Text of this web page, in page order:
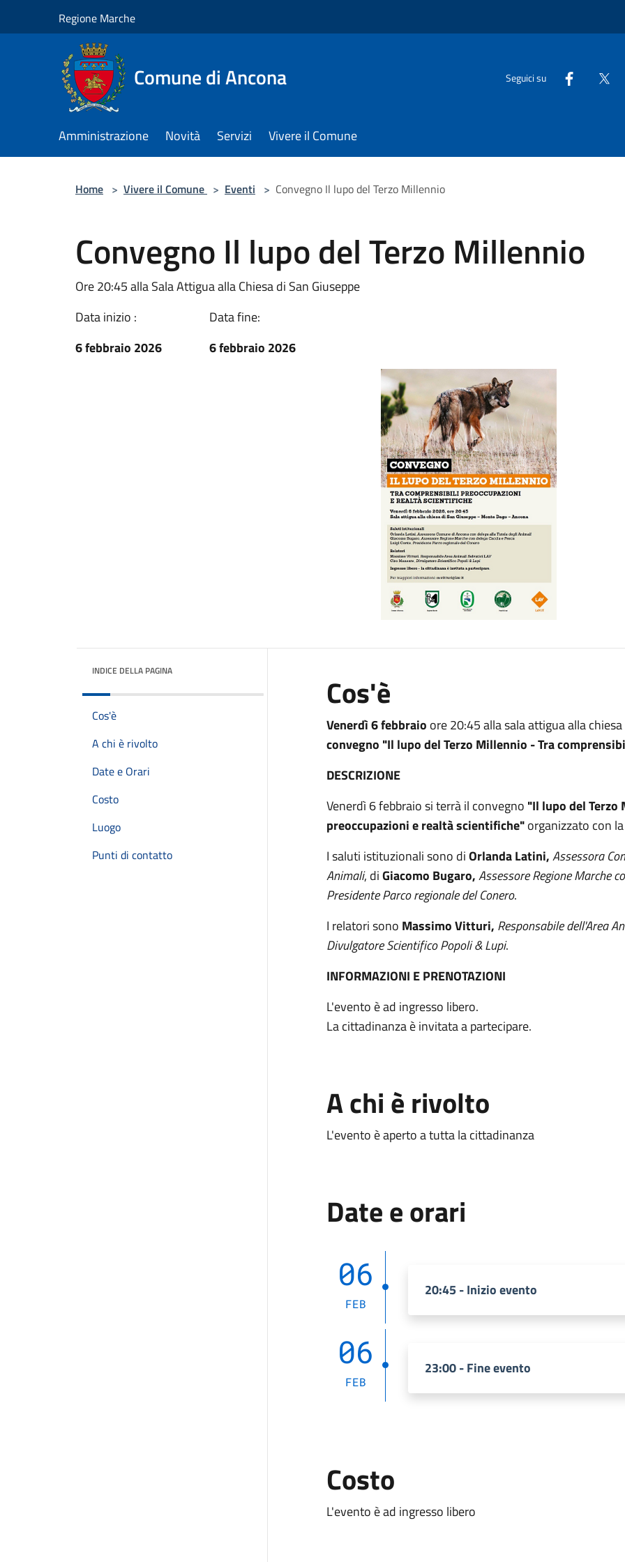
Regione Marche
Comune di Ancona Seguici su
Amministrazione Novità Servizi Vivere il Comune
Home > Vivere il Comune > Eventi > Convegno Il lupo del Terzo Millennio
Convegno Il lupo del Terzo Millennio
Ore 20:45 alla Sala Attigua alla Chiesa di San Giuseppe
Data inizio :
6 febbraio 2026
Data fine:
6 febbraio 2026
INDICE DELLA PAGINA
Cos'è
A chi è rivolto
Date e Orari
Costo
Luogo
Punti di contatto
Cos'è
Venerdì 6 febbraio ore 20:45 alla sala attigua alla
convegno "Il lupo del Terzo Millennio - Tra
DESCRIZIONE
Venerdì 6 febbraio si terrà il convegno "Il lupo del
preoccupazioni e realtà scientifiche"organizzato con la
I saluti istituzionali sono diOrlanda Latini,Assessora
Animali, diGiacomo Bugaro,Assessore Regione Marche
Presidente Parco regionale del Conero.
I relatori sono Massimo Vitturi, Responsabile dell'Area
Divulgatore Scientifico Popoli & Lupi.
INFORMAZIONI E PRENOTAZIONI
L'evento è ad ingresso libero.
La cittadinanza è invitata a partecipare.
A chi è rivolto
L'evento è aperto a tutta la cittadinanza
Date e orari
06
FEB
20:45 - Inizio evento
06
FEB
23:00 - Fine evento
Costo
L'evento è ad ingresso libero